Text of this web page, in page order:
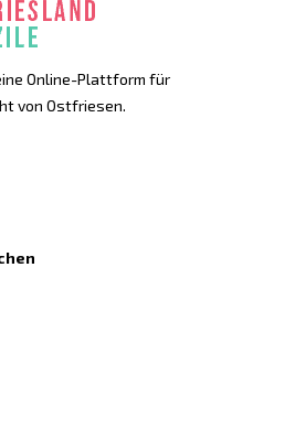
Online-Plattform für
von Ostfriesen.